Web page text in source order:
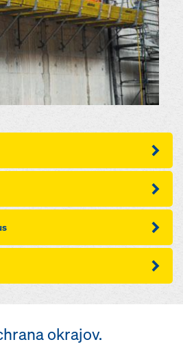
okrajov.